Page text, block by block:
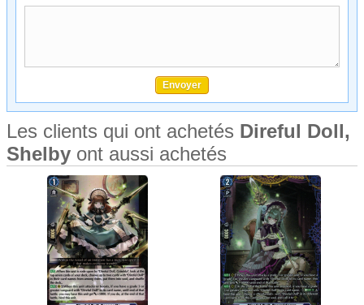
Les clients qui ont achetés Direful Doll,
Shelby ont aussi achetés